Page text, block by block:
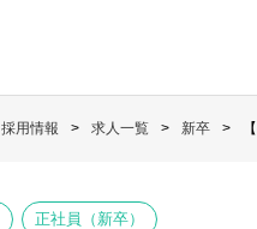
採用情報 求人一覧 新卒
正社員（新卒）